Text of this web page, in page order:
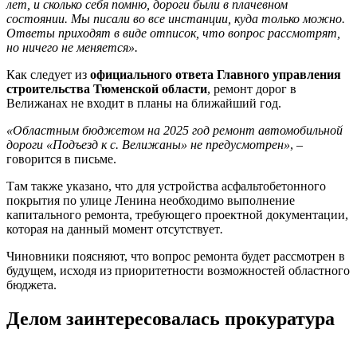
лет, и сколько себя помню, дороги были в плачевном
состоянии. Мы писали во все инстанции, куда только можно.
Ответы приходят в виде отписок, что вопрос рассмотрят,
но ничего не меняется».
Как следует из официального ответа Главного управления
строительства Тюменской области, ремонт дорог в
Велижанах не входит в планы на ближайший год.
«Областным бюджетом на 2025 год ремонт автомобильной
дороги «Подъезд к с. Велижаны» не предусмотрен», –
говорится в письме.
Там также указано, что для устройства асфальтобетонного
покрытия по улице Ленина необходимо выполнение
капитального ремонта, требующего проектной документации,
которая на данный момент отсутствует.
Чиновники поясняют, что вопрос ремонта будет рассмотрен в
будущем, исходя из приоритетности возможностей областного
бюджета.
Делом заинтересовалась прокуратура